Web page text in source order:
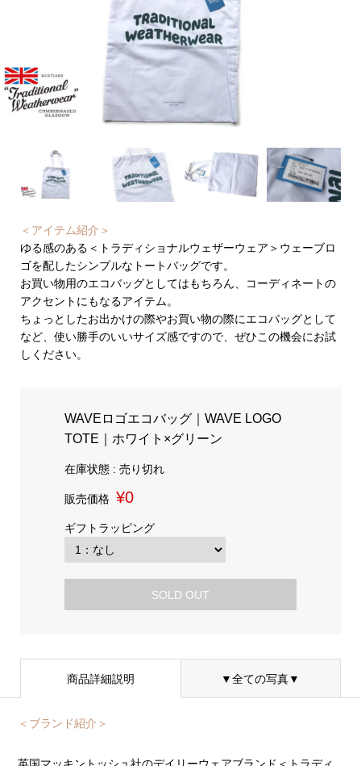
＜アイテム紹介＞
ゆる感のある＜トラディショナルウェザーウェア＞ウェーブロ
ゴを配したシンプルなトートバッグです。
お買い物用のエコバッグとしてはもちろん、コーディネートの
アクセントにもなるアイテム。
ちょっとしたお出かけの際やお買い物の際にエコバッグとして
など、使い勝手のいいサイズ感ですので、ぜひこの機会にお試
しください。
WAVEロゴエコバッグ｜WAVE LOGO
TOTE｜ホワイト×グリーン
在庫状態 : 売り切れ
販売価格 ¥0
ギフトラッピング
SOLD OUT
商品詳細説明 ▼全ての写真▼
＜ブランド紹介＞